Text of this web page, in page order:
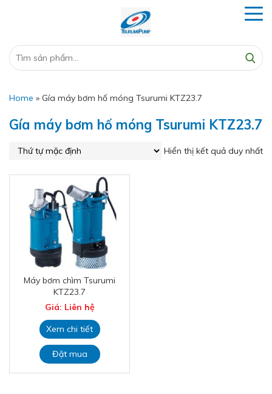
Home » Gía máy bơm hố móng Tsurumi KTZ23.7
Gía máy bơm hố móng Tsurumi KTZ23.7
Hiển thị kết quả duy nhất
Máy bơm chìm Tsurumi
KTZ23.7
Giá: Liên hệ
Xem chi tiết
Đặt mua